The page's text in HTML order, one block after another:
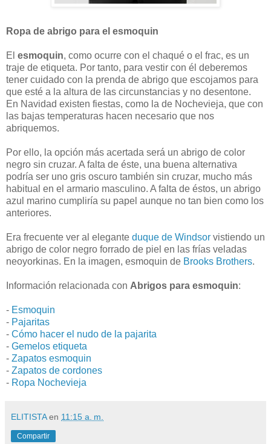
Ropa de abrigo para el esmoquin
El esmoquin, como ocurre con el chaqué o el frac, es un
traje de etiqueta. Por tanto, para vestir con él deberemos
tener cuidado con la prenda de abrigo que escojamos para
que esté a la altura de las circunstancias y no desentone.
En Navidad existen fiestas, como la de Nochevieja, que con
las bajas temperaturas hacen necesario que nos
abriquemos.
Por ello, la opción más acertada será un abrigo de color
negro sin cruzar. A falta de éste, una buena alternativa
podría ser uno gris oscuro también sin cruzar, mucho más
habitual en el armario masculino. A falta de éstos, un abrigo
azul marino cumpliría su papel aunque no tan bien como los
anteriores.
Era frecuente ver al elegante duque de Windsor vistiendo un
abrigo de color negro forrado de piel en las frías veladas
neoyorkinas. En la imagen, esmoquin de Brooks Brothers.
Información relacionada con Abrigos para esmoquin:
- Esmoquin
- Pajaritas
- Cómo hacer el nudo de la pajarita
- Gemelos etiqueta
- Zapatos esmoquin
- Zapatos de cordones
- Ropa Nochevieja
ELITISTA en 11:15 a. m.
Compartir